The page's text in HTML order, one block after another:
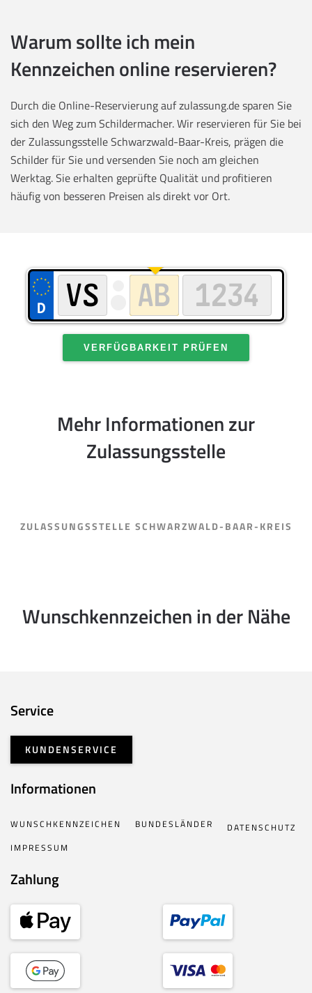
Warum sollte ich mein
Kennzeichen online reservieren?
Durch die Online-Reservierung auf zulassung.de sparen Sie
sich den Weg zum Schildermacher. Wir reservieren für Sie bei
der Zulassungsstelle Schwarzwald-Baar-Kreis, prägen die
Schilder für Sie und versenden Sie noch am gleichen
Werktag. Sie erhalten geprüfte Qualität und profitieren
häufig von besseren Preisen als direkt vor Ort.
VERFÜGBARKEIT PRÜFEN
Mehr Informationen zur
Zulassungsstelle
ZULASSUNGSSTELLE SCHWARZWALD-BAAR-KREIS
Wunschkennzeichen in der Nähe
Service
KUNDENSERVICE
Informationen
WUNSCHKENNZEICHEN BUNDESLÄNDER
DATENSCHUTZ
IMPRESSUM
Zahlung